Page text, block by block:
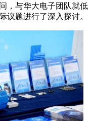
，与华大电子团队就低
议题进行了深入探讨。